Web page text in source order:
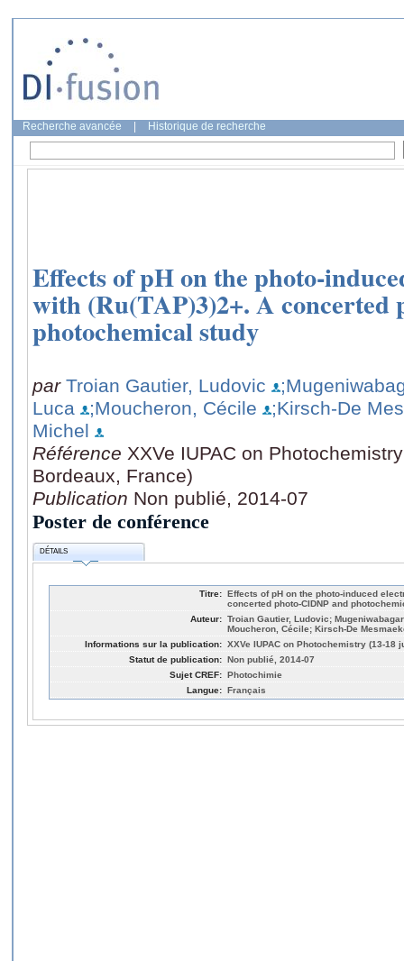
Recherche avancée Historique de recherche
Effects of pH on the photo-
with (Ru(TAP)3)2+. A concerted
photochemical study
par Troian Gautier, Ludovic
Luca
;Moucheron, Cécile
;Kirsch-De
Michel
Référence XXVe IUPAC on
Bordeaux, France)
Publication Non publié, 2014-07
Poster de conférence
DÉTAILS
Titre: Effects of pH on the photo-induced
concerted photo-CIDNP and
Auteur: Troian Gautier, Ludovic;
Moucheron, Cécile; Kirsch-De
Informations sur la publication: XXVe IUPAC on Photochemistry (13-18
Statut de publication: Non publié, 2014-07
Sujet CREF: Photochimie
Langue: Français